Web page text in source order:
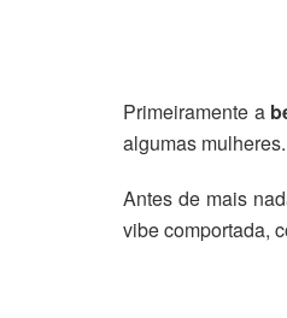
Primeiramente a
algumas mulheres.
Antes de mais
vibe comportada,